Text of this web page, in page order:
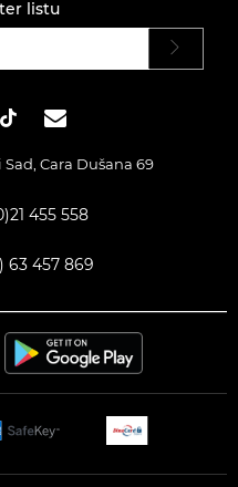
listu
Cara Dušana 69
455 558
63 457 869